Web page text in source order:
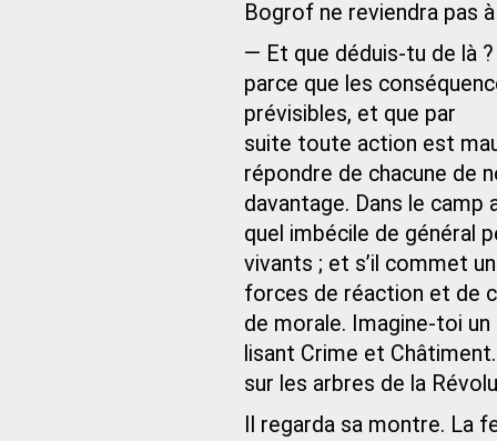
Bogrof ne reviendra pas
— Et que déduis-tu de là
parce que les
prévisibles, et que par
suite toute action est
répondre de chacune de
davantage. Dans le camp
quel imbécile de général
vivants ; et s’il commet
forces de réaction et de
de morale. Imagine-toi
lisant Crime et
sur les arbres de la
Il regarda sa montre. La